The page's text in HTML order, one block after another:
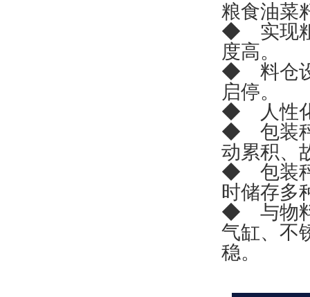
粮食油菜
◆ 实现粗
度高。
◆ 料仓设
启停。
◆ 人性化
◆ 包装秤
动累积、
◆ 包装秤
时储存多
◆ 与物料
气缸、不
稳。